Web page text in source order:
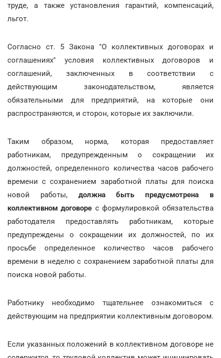
труде, а также установления гарантий, компенсаций,
льгот.
Согласно ст. 5 Закона "О коллективных договорах и
соглашениях" условия коллективных договоров и
соглашений, заключенных в соответствии с
действующим законодательством, является
обязательными для предприятий, на которые они
распространяются, и сторон, которые их заключили.
Таким образом, норма, которая предоставляет
работникам, предупрежденным о сокращении их
должностей, определенного количества часов рабочего
времени с сохранением заработной платы для поиска
новой работы, должна быть предусмотрена в
коллективном договоре с формулировкой обязательства
работодателя предоставлять работникам, которые
предупреждены о сокращении их должностей, по их
просьбе определенное количество часов рабочего
времени в неделю с сохранением заработной платы для
поиска новой работы.
Работнику необходимо тщательнее ознакомиться с
действующим на предприятии коллективным договором.
Если указанных положений в коллективном договоре не